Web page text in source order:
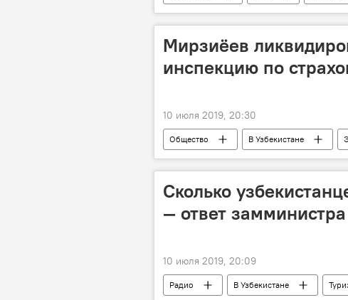
атомная энергетика
энергетика
Мирзиёев
инспекцию по
10 июля 2019, 20:30
Общество В Узбекистане
рынок
Мирзиёев Шавкат
Сколько
— ответ
10 июля 2019, 20:09
Радио В Узбекистане